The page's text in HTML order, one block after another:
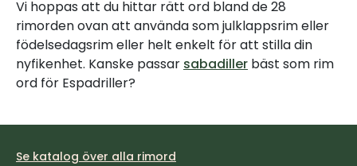
Vi hoppas att du hittar rätt ord bland de 28
rimorden ovan att använda som julklappsrim eller
födelsedagsrim eller helt enkelt för att stilla din
nyfikenhet. Kanske passar sabadiller bäst som rim
ord för Espadriller?
Se katalog över alla rimord